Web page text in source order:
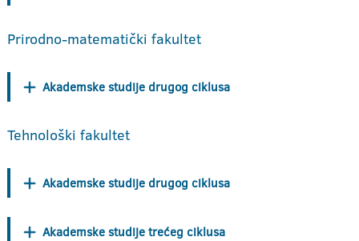
Prirodno-matematički fakultet
Akademske studije drugog ciklusa
Tehnološki fakultet
Akademske studije drugog ciklusa
Akademske studije trećeg ciklusa